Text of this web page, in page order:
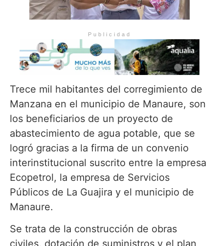
Publicidad
Trece mil habitantes del corregimiento de
Manzana en el municipio de Manaure, son
los beneficiarios de un proyecto de
abastecimiento de agua potable, que se
logró gracias a la firma de un convenio
interinstitucional suscrito entre la empresa
Ecopetrol, la empresa de Servicios
Públicos de La Guajira y el municipio de
Manaure.
Se trata de la construcción de obras
civiles, dotación de suministros y el plan